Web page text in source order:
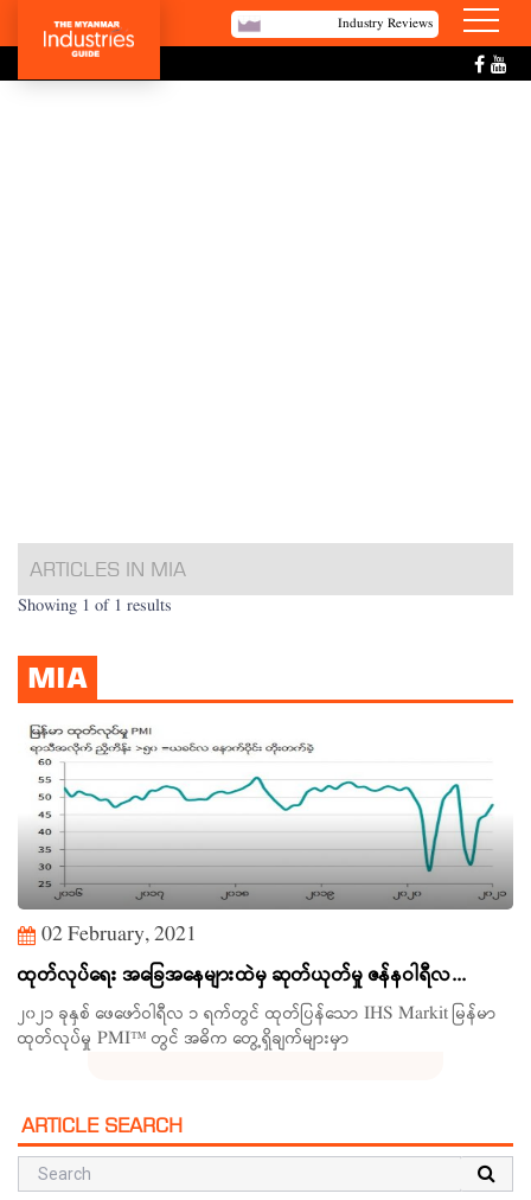
Industry Reviews
Search
ARTICLES IN MIA
Showing 1 of 1 results
MIA
02 February, 2021
ထုတ်လုပ်ရေး အခြေအနေများထဲမှ ဆုတ်ယုတ်မှု ဇန်နဝါရီလ...
၂၀၂၁ ခုနှစ် ဖေဖော်ဝါရီလ ၁ ရက်တွင် ထုတ်ပြန်သော IHS Markit မြန်မာ
ထုတ်လုပ်မှု PMI™ တွင် အဓိက တွေ့ရှိချက်များမှာ
ARTICLE SEARCH